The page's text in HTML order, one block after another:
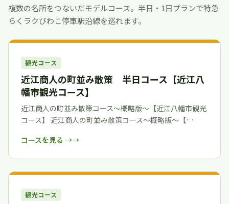
複数の名所をつないだモデルコース。半日・1日プランで特急
らくラクびわこ停車駅沿線を巡れます。
観光コース
近江商人の町並み散策 半日コース【近江八
幡市観光コース】
近江商人の町並み散策コース～概略版～【近江八幡市観光
コース】 近江商人の町並み散策コース～概略版～【…
コースを見る →
観光コース